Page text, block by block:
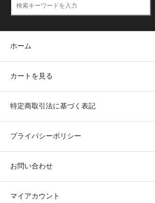
ホーム
カートを見る
特定商取引法に基づく表記
プライバシーポリシー
お問い合わせ
マイアカウント